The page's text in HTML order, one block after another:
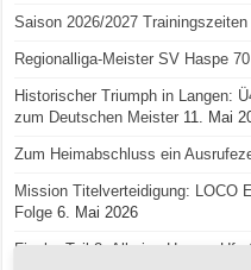
Saison 2026/2027 Trainingszeiten
Regionalliga-Meister SV Haspe 70
Historischer Triumph in Langen:
zum Deutschen Meister 11. Mai
Zum Heimabschluss ein
Mission Titelverteidigung: LOCO
Folge 6. Mai 2026
Finale, Teil 2: Alle ins Hasper Ufo